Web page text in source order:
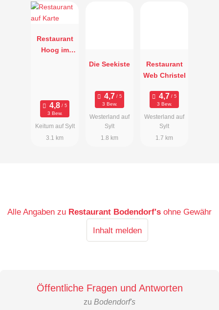
Restaurant
Hoog im
3 Bew.
Keitum auf Sylt
3.1 km
Die Seekiste
3 Bew.
Westerland auf
Sylt
1.8 km
Restaurant
Web Christel
3 Bew.
Westerland auf
Sylt
1.7 km
Alle Angaben zu Restaurant Bodendorf's ohne Gewähr
Inhalt melden
Öffentliche Fragen und Antworten
zu Bodendorf's